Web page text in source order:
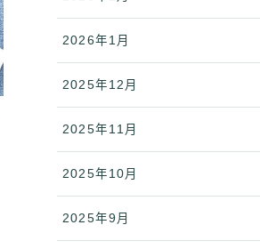
2026年1月
2025年12月
2025年11月
2025年10月
2025年9月